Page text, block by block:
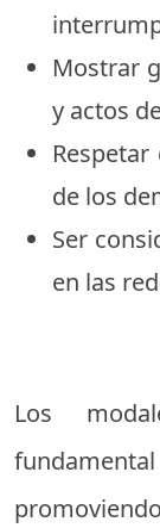
Mostrar
y actos
de los
Ser
en las
Los